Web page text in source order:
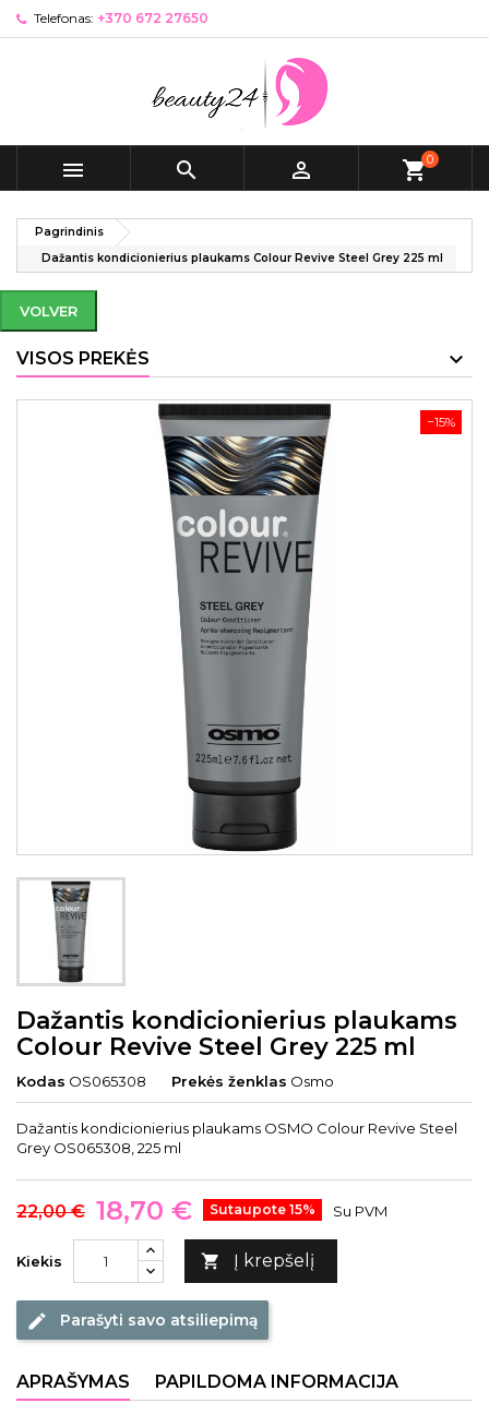
Telefonas: +370 672 27650
   shopping_cart0
Pagrindinis
Dažantis kondicionierius plaukams Colour Revive Steel Grey 225 ml
VOLVER
VISOS PREKĖS
−15%
Dažantis kondicionierius plaukams
Colour Revive Steel Grey 225 ml
Kodas OS065308 Prekės ženklas Osmo
Dažantis kondicionierius plaukams OSMO Colour Revive Steel
Grey OS065308, 225 ml
22,00 € 18,70 € Sutaupote 15% Su PVM
Kiekis  Į krepšelį
edit Parašyti savo atsiliepimą
APRAŠYMAS PAPILDOMA INFORMACIJA